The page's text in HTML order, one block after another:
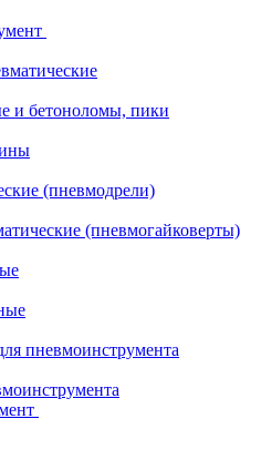
и бетоноломы, пики
(пневмодрели)
(пневмогайковерты)
пневмоинструмента